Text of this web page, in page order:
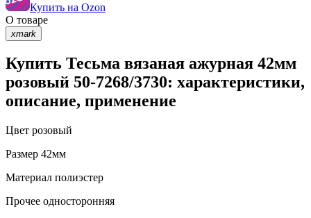
Купить на Ozon
О товаре
xmark
Купить Тесьма вязаная ажурная 42мм
розовый 50-7268/3730: характеристики,
описание, применение
Цвет розовый
Размер 42мм
Материал полиэстер
Прочее односторонняя